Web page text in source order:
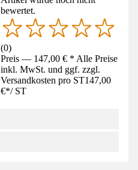
bewertet.
(0)
Preis — 147,00 € * Alle Preise
inkl. MwSt. und ggf. zzgl.
Versandkosten pro ST147,00
€*/ ST